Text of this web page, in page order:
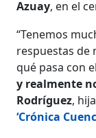
Azuay, en el
“Tenemos
respuestas de
qué pasa con
y realmente
Rodríguez,
‘Crónica